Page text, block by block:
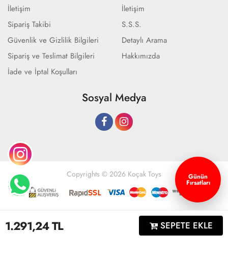
1.291,24TL SEPETE EKLE
İletişim
Sipariş Takibi
Güvenlik ve Gizlilik Bilgileri
Sipariş ve Teslimat Bilgileri
İade ve İptal Koşulları
İletişim
S.S.S.
Detaylı Arama
Hakkımızda
Sosyal Medya
Copyrights © 2026 Koçak Toys
Geliştir - powered by innovation
Sipariş Takibi İletişim
Günün
Fırsatları